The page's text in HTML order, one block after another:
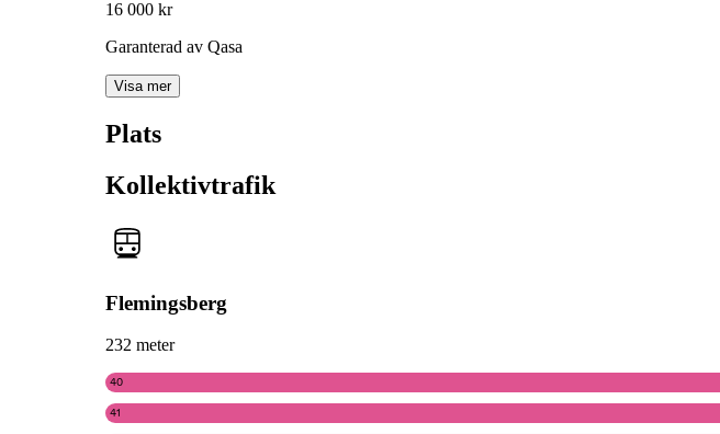
16 000 kr
Garanterad av Qasa
Visa mer
Plats
Kollektivtrafik
Flemingsberg
232 meter
40
41